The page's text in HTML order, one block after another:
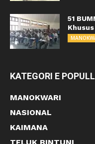
51
KATEGORI E
MANOKWARI
NASIONAL
KAIMANA